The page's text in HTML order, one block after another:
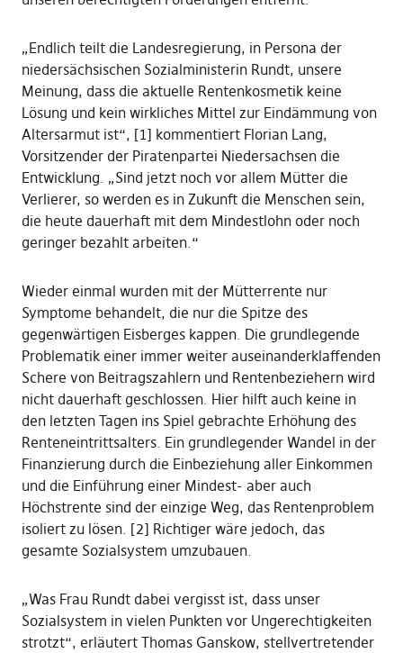
„Endlich teilt die Landesregierung, in Persona der
niedersächsischen Sozialministerin Rundt, unsere
Meinung, dass die aktuelle Rentenkosmetik keine
Lösung und kein wirkliches Mittel zur Eindämmung von
Altersarmut ist“, [1] kommentiert Florian Lang,
Vorsitzender der Piratenpartei Niedersachsen die
Entwicklung. „Sind jetzt noch vor allem Mütter die
Verlierer, so werden es in Zukunft die Menschen sein,
die heute dauerhaft mit dem Mindestlohn oder noch
geringer bezahlt arbeiten.“
Wieder einmal wurden mit der Mütterrente nur
Symptome behandelt, die nur die Spitze des
gegenwärtigen Eisberges kappen. Die grundlegende
Problematik einer immer weiter auseinanderklaffenden
Schere von Beitragszahlern und Rentenbeziehern wird
nicht dauerhaft geschlossen. Hier hilft auch keine in
den letzten Tagen ins Spiel gebrachte Erhöhung des
Renteneintrittsalters. Ein grundlegender Wandel in der
Finanzierung durch die Einbeziehung aller Einkommen
und die Einführung einer Mindest- aber auch
Höchstrente sind der einzige Weg, das Rentenproblem
isoliert zu lösen. [2] Richtiger wäre jedoch, das
gesamte Sozialsystem umzubauen.
„Was Frau Rundt dabei vergisst ist, dass unser
Sozialsystem in vielen Punkten vor Ungerechtigkeiten
strotzt“, erläutert Thomas Ganskow, stellvertretender